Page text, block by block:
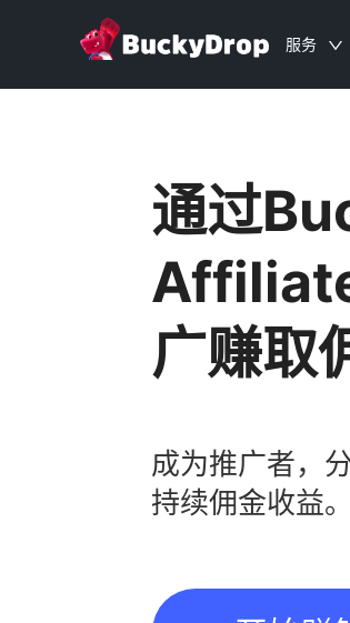
服务
通过
广赚取
成为推广者，
持续佣金收益。